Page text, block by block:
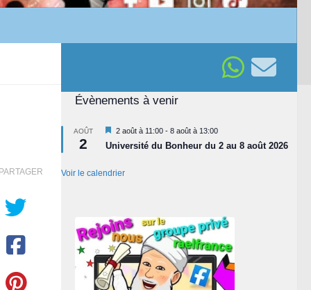
Évènements à venir
AOÛT
2
Mis
en
avant
2 août à 11:00 - 8 août à 13:00
Université du Bonheur du 2 au 8 août 2026
Voir le calendrier